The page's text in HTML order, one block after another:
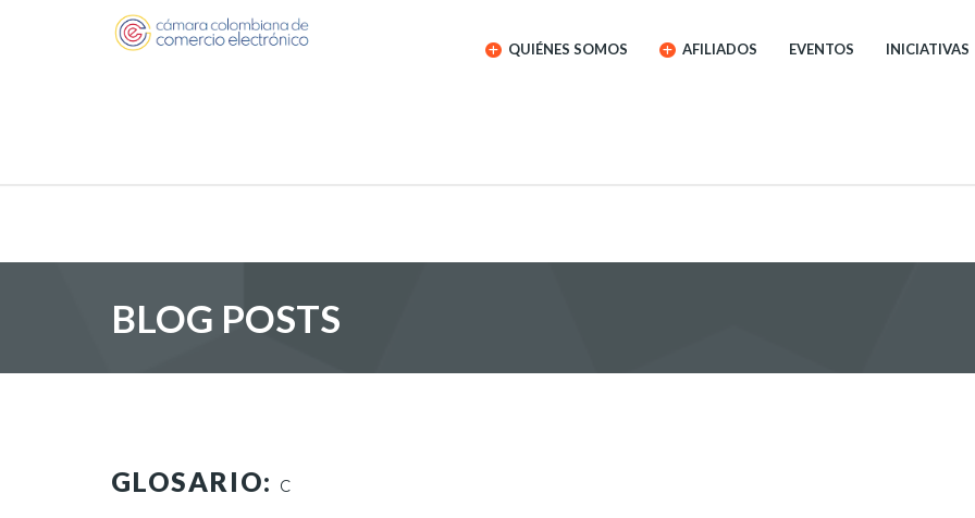
QUIÉNES SOMOS AFILIADOS EVENTOS INICIATIVAS
BLOG POSTS
GLOSARIO: C